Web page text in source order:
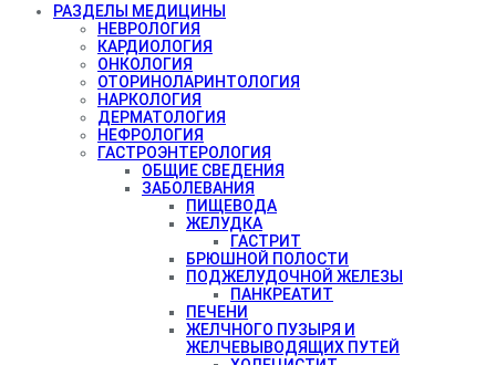
РАЗДЕЛЫ МЕДИЦИНЫ
НЕВРОЛОГИЯ
КАРДИОЛОГИЯ
ОНКОЛОГИЯ
ОТОРИНОЛАРИНТОЛОГИЯ
НАРКОЛОГИЯ
ДЕРМАТОЛОГИЯ
НЕФРОЛОГИЯ
ГАСТРОЭНТЕРОЛОГИЯ
ОБЩИЕ СВЕДЕНИЯ
ЗАБОЛЕВАНИЯ
ПИЩЕВОДА
ЖЕЛУДКА
ГАСТРИТ
БРЮШНОЙ ПОЛОСТИ
ПОДЖЕЛУДОЧНОЙ ЖЕЛЕЗЫ
ПАНКРЕАТИТ
ПЕЧЕНИ
ЖЕЛЧНОГО ПУЗЫРЯ И
ЖЕЛЧЕВЫВОДЯЩИХ ПУТЕЙ